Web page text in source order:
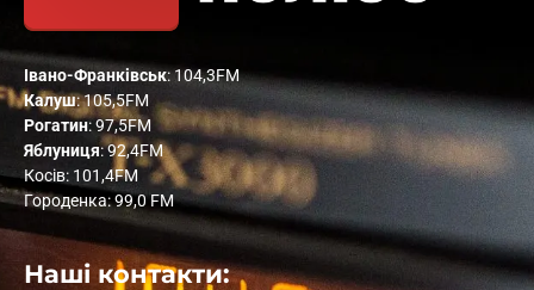
Івано-Франківськ: 104,3FM
Калуш: 105,5FM
Рогатин: 97,5FM
Яблуниця: 92,4FM
Косів: 101,4FM
Городенка: 99,0 FM
Наші контакти: